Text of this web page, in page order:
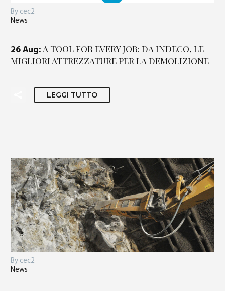
By cec2
News
26 Aug: A TOOL FOR EVERY JOB: DA INDECO, LE
MIGLIORI ATTREZZATURE PER LA DEMOLIZIONE
LEGGI TUTTO
By cec2
News